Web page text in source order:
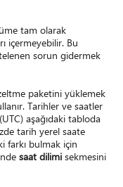
tam olarak
içermeyebilir. Bu
sorun gidermek
paketini yüklemek
Tarihler ve saatler
aşağıdaki tabloda
tarih yerel saate
farkı bulmak için
saat dilimi sekmesini